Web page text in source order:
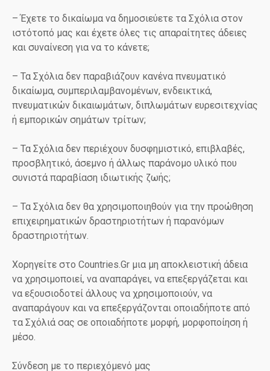
– Έχετε το δικαίωμα να δημοσιεύετε τα Σχόλια στον
ιστότοπό μας και έχετε όλες τις απαραίτητες άδειες
και συναίνεση για να το κάνετε;
– Τα Σχόλια δεν παραβιάζουν κανένα πνευματικό
δικαίωμα, συμπεριλαμβανομένων, ενδεικτικά,
πνευματικών δικαιωμάτων, διπλωμάτων ευρεσιτεχνίας
ή εμπορικών σημάτων τρίτων;
– Τα Σχόλια δεν περιέχουν δυσφημιστικό, επιβλαβές,
προσβλητικό, άσεμνο ή άλλως παράνομο υλικό που
συνιστά παραβίαση ιδιωτικής ζωής;
– Τα Σχόλια δεν θα χρησιμοποιηθούν για την προώθηση
επιχειρηματικών δραστηριοτήτων ή παρανόμων
δραστηριοτήτων.
Χορηγείτε στο Countries.Gr μια μη αποκλειστική άδεια
να χρησιμοποιεί, να αναπαράγει, να επεξεργάζεται και
να εξουσιοδοτεί άλλους να χρησιμοποιούν, να
αναπαράγουν και να επεξεργάζονται οποιαδήποτε από
τα Σχόλιά σας σε οποιαδήποτε μορφή, μορφοποίηση ή
μέσο.
Σύνδεση με το περιεχόμενό μας